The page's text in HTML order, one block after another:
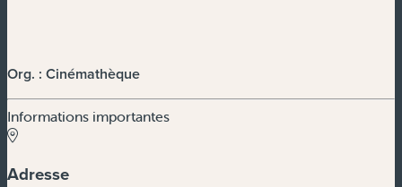
Org. : Cinémathèque
Informations importantes
Adresse